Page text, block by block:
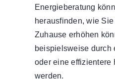
Energieberatung
herausfinden, wie
Zuhause erhöhen
beispielsweise durch
oder eine effizientere
werden.